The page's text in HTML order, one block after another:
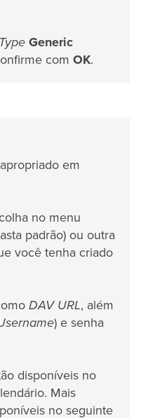
Generic
com OK.
em
no menu
padrão) ou outra
você tenha criado
DAV URL, além
) e senha
disponíveis no
Mais
no seguinte